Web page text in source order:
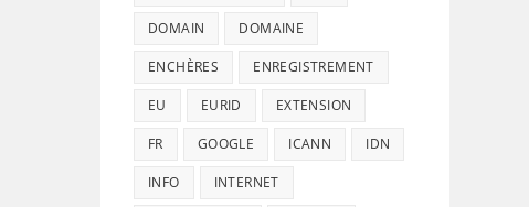
DOMAIN DOMAINE
ENCHÈRES ENREGISTREMENT
EU EURID EXTENSION
FR GOOGLE ICANN IDN
INFO INTERNET